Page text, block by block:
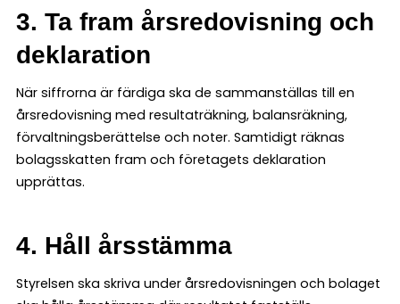
3. Ta fram årsredovisning och
deklaration
När siffrorna är färdiga ska de sammanställas till en
årsredovisning med resultaträkning, balansräkning,
förvaltningsberättelse och noter. Samtidigt räknas
bolagsskatten fram och företagets deklaration
upprättas.
4. Håll årsstämma
Styrelsen ska skriva under årsredovisningen och bolaget